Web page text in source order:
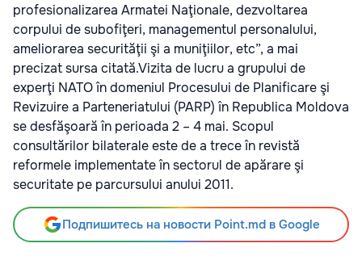
profesionalizarea Armatei Naţionale, dezvoltarea
corpului de subofiţeri, managementul personalului,
ameliorarea securităţii şi a muniţiilor, etc”, a mai
precizat sursa citată.Vizita de lucru a grupului de
experţi NATO în domeniul Procesului de Planificare şi
Revizuire a Parteneriatului (PARP) în Republica Moldova
se desfăşoară în perioada 2 – 4 mai. Scopul
consultărilor bilaterale este de a trece în revistă
reformele implementate în sectorul de apărare şi
securitate pe parcursului anului 2011.
Подпишитесь на новости Point.md в Google